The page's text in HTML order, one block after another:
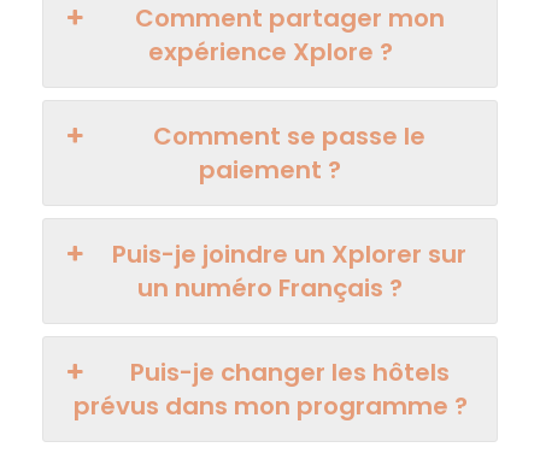
Comment partager mon
expérience Xplore ?
Comment se passe le
paiement ?
Puis-je joindre un Xplorer sur
un numéro Français ?
Puis-je changer les hôtels
prévus dans mon programme ?